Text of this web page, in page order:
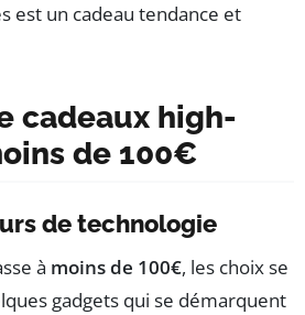
est un cadeau tendance et
cadeaux high-
de 100€
de technologie
à moins de 100€, les choix se
gadgets qui se démarquent